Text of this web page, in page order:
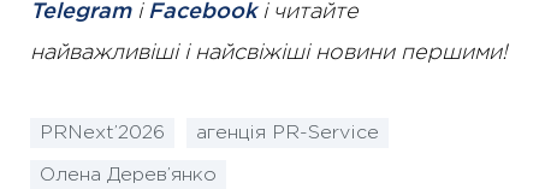
Telegramі Facebookі читайте
найважливіші і найсвіжіші новини першими!
PRNext’2026 агенція PR-Service
Олена Дерев’янко